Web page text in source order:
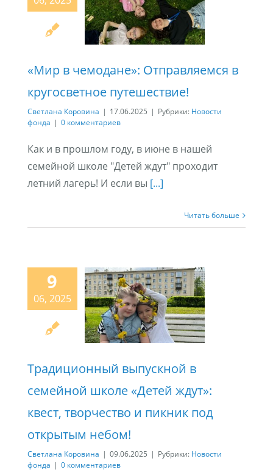
Отправляемся в
кругосветное
путешествие!
«Мир в чемодане»: Отправляемся в
кругосветное путешествие!
Светлана Коровина | 17.06.2025 | Рубрики: Новости
фонда | 0 комментариев
Как и в прошлом году, в июне в нашей
семейной школе "Детей ждут" проходит
летний лагерь! И если вы [...]
Читать больше
9
06, 2025
семейной
школе «Детей
ждут»: квест,
творчество и
пикник под
Традиционный выпускной в
семейной школе «Детей ждут»:
квест, творчество и пикник под
открытым небом!
Светлана Коровина | 09.06.2025 | Рубрики: Новости
фонда | 0 комментариев